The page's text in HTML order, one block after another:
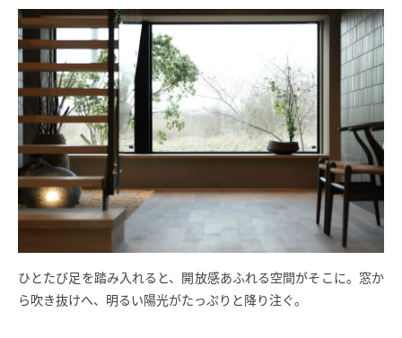
ひとたび足を踏み入れると、開放感あふれる空間がそこに。窓か
ら吹き抜けへ、明るい陽光がたっぷりと降り注ぐ。